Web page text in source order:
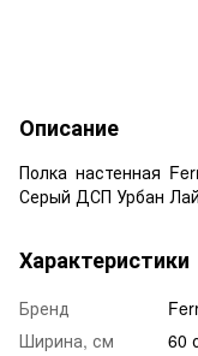
Описание
Полка настенная
Серый ДСП Урбан
Характеристики
Бренд
Ширина, см
60